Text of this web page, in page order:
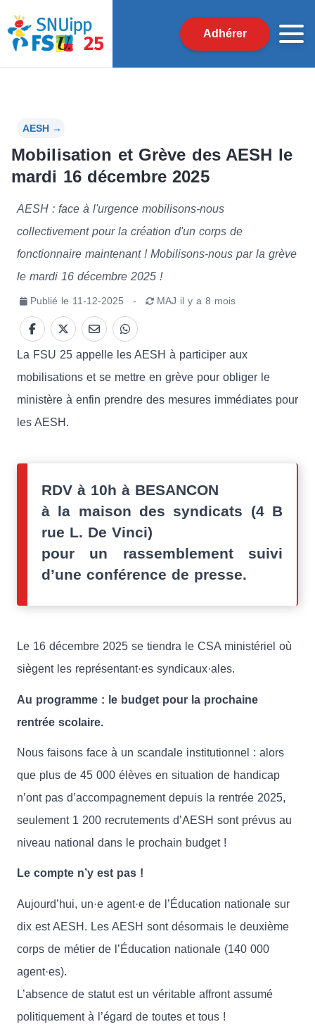
Adhérer
AESH →
Mobilisation et Grève des AESH le
mardi 16 décembre 2025
AESH : face à l'urgence mobilisons-nous
collectivement pour la création d'un corps de
fonctionnaire maintenant ! Mobilisons-nous par la grève
le mardi 16 décembre 2025 !
Publié le 11-12-2025 - MAJ il y a 8 mois
La FSU 25 appelle les AESH à participer aux
mobilisations et se mettre en grève pour obliger le
ministère à enfin prendre des mesures immédiates pour
les AESH.
RDV à 10h à BESANCON
à la maison des syndicats (4 B
rue L. De Vinci)
pour un rassemblement suivi
d’une conférence de presse.
Le 16 décembre 2025 se tiendra le CSA ministériel où
siègent les représentant·es syndicaux·ales.
Au programme : le budget pour la prochaine
rentrée scolaire.
Nous faisons face à un scandale institutionnel : alors
que plus de 45 000 élèves en situation de handicap
n’ont pas d’accompagnement depuis la rentrée 2025,
seulement 1 200 recrutements d’AESH sont prévus au
niveau national dans le prochain budget !
Le compte n’y est pas !
Aujourd’hui, un·e agent·e de l’Éducation nationale sur
dix est AESH. Les AESH sont désormais le deuxième
corps de métier de l’Éducation nationale (140 000
agent·es).
L’absence de statut est un véritable affront assumé
politiquement à l’égard de toutes et tous !